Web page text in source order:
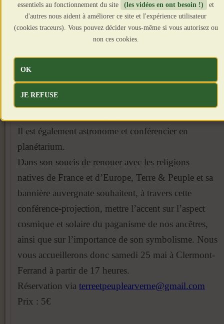
La revue publie dans un esprit ouvert des études,
des textes choisis, des informations, des recensions
d'ouvrages et d'articles sur la solarité, envisagée au
(archéologie, histoire, symboles, art, littérature,
poésie, religions, astronomie, écologie, etc...).
En plus de Solaria, Jean-Christophe Mathelin est
Il est également astronome et conférencier en
planétarium.
Dans son soucis de renouer avec les religions
natives de France et d’Europe, Terre & Peuple et sa
bannière auvergnate souhaitent, à travers cette
conférence-projection, mettre l’accent sur l’aspect
cosmique et solaire du paganisme de nos ancêtres,
ainsi que sur l’importance de son symbolisme. Nous
vous accueillerons donc samedi 25 mai à Clermont-
Ferrand à partir de 17 heures.
Réservation via terreetpeuplearverne@gmail.com
Prix : 5€
essentiels au fonctionnement du site
(les vidéos en ont besoin !)
et
d'autres nous aident à améliorer ce site et l'expérience utilisateur
(cookies traceurs). Vous pouvez décider vous-même si vous autorisez ou
non ces cookies.
OK
JE REFUSE